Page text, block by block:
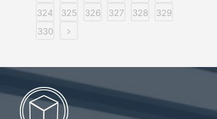
324
325 326 327 328
329
330